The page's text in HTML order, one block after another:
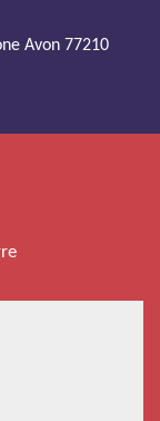
Avon 77210